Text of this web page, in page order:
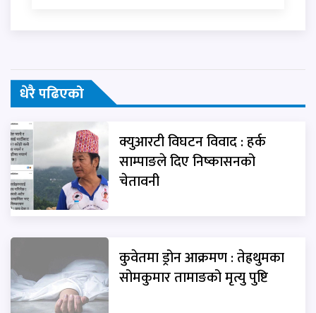
धेरै पढिएको
क्युआरटी विघटन विवाद : हर्क
साम्पाङले दिए निष्कासनको
चेतावनी
कुवेतमा ड्रोन आक्रमण : तेह्रथुमका
सोमकुमार तामाङको मृत्यु पुष्टि